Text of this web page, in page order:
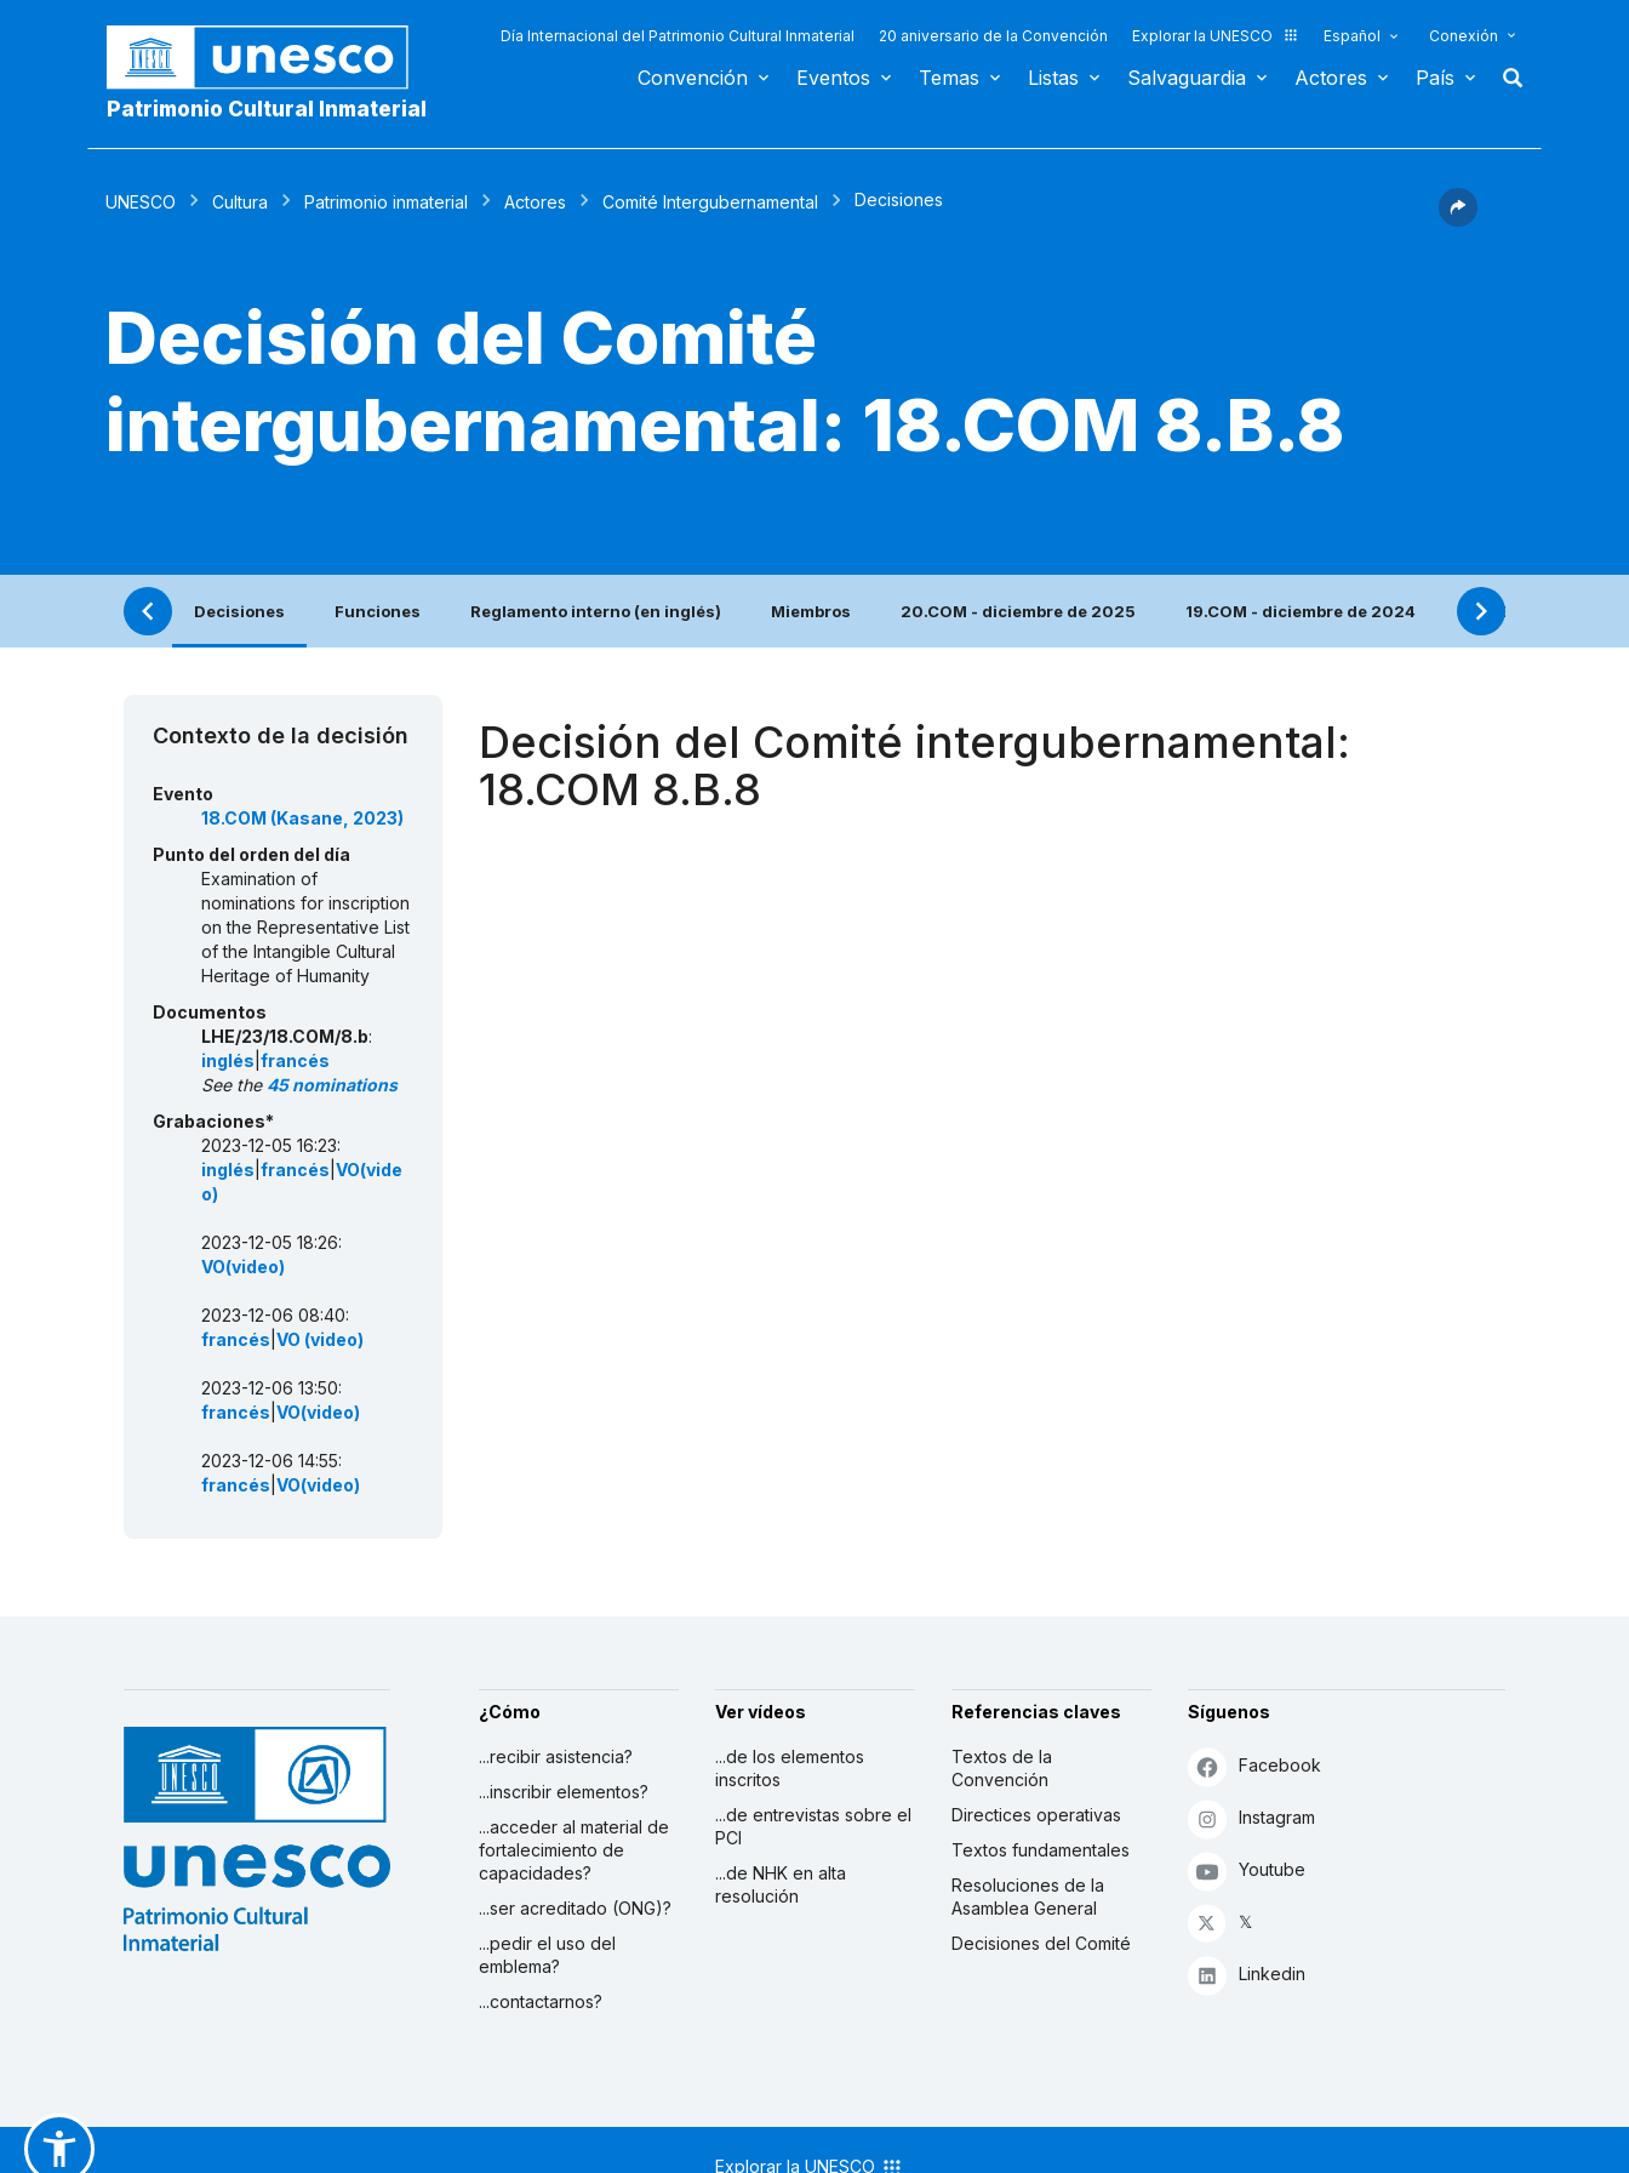
Patrimonio Cultural Inmaterial
Día Internacional del Patrimonio Cultural Inmaterial 20 aniversario de la Convención Explorar la UNESCO Español Conexión
Convención Eventos Temas Listas Salvaguardia Actores País
UNESCO Cultura Patrimonio inmaterial Actores Comité Intergubernamental Decisiones
Decisión del Comité
intergubernamental: 18.COM 8.B.8
Decisiones Funciones Reglamento interno (en inglés) Miembros 20.COM - diciembre de 2025 19.COM - diciembre de 2024 18.COM -
Contexto de la decisión
Evento
18.COM (Kasane, 2023)
Punto del orden del día
Examination of
nominations for inscription
on the Representative List
of the Intangible Cultural
Heritage of Humanity
Documentos
LHE/23/18.COM/8.b:
inglés francés
See the 45 nominations
Grabaciones*
2023-12-05 16:23:
inglés francés VO(vide
o)
2023-12-05 18:26:
VO(video)
2023-12-06 08:40:
francés VO (video)
2023-12-06 13:50:
francés VO(video)
2023-12-06 14:55:
francés VO(video)
Decisión del Comité intergubernamental:
18.COM 8.B.8
¿Cómo
...recibir asistencia?
...inscribir elementos?
...acceder al material de
fortalecimiento de
capacidades?
...ser acreditado (ONG)?
...pedir el uso del
emblema?
...contactarnos?
Ver vídeos
...de los elementos
inscritos
...de entrevistas sobre el
PCI
...de NHK en alta
resolución
Referencias claves
Textos de la
Convención
Directices operativas
Textos fundamentales
Resoluciones de la
Asamblea General
Decisiones del Comité
Síguenos
Facebook
Instagram
Youtube
𝕏
Linkedin
Explorar la UNESCO